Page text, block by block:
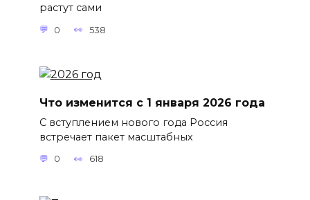
растут сами
0 538
Что изменится с 1 января 2026 года
С вступлением нового года Россия
встречает пакет масштабных
0 618